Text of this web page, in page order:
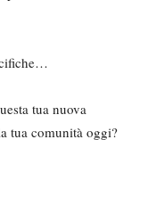
tua nuova
tua comunità oggi?